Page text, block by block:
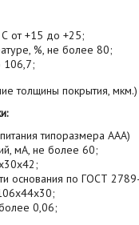
от +15 до +25;
%, не более 80;
106,7;
толщины покрытия, мкм.)
типоразмера ААА)
мА, не более 60;
основания по ГОСТ
0,06;